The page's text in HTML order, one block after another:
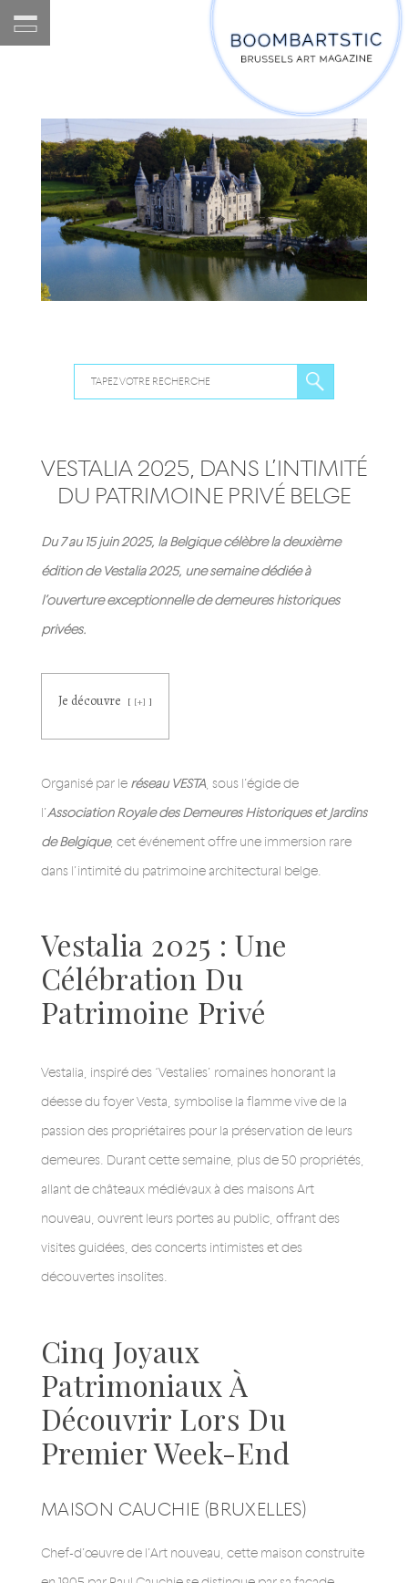
VESTALIA 2025, DANS L’INTIMITÉ
DU PATRIMOINE PRIVÉ BELGE
Du 7 au 15 juin 2025, la Belgique célèbre la deuxième
édition de Vestalia 2025, une semaine dédiée à
l’ouverture exceptionnelle de demeures historiques
privées.
Je découvre [+]
Organisé par le réseau VESTA, sous l’égide de
l’Association Royale des Demeures Historiques et Jardins
de Belgique, cet événement offre une immersion rare
dans l’intimité du patrimoine architectural belge.
Vestalia 2025 : Une
Célébration Du
Patrimoine Privé
Vestalia, inspiré des ‘Vestalies’ romaines honorant la
déesse du foyer Vesta, symbolise la flamme vive de la
passion des propriétaires pour la préservation de leurs
demeures. Durant cette semaine, plus de 50 propriétés,
allant de châteaux médiévaux à des maisons Art
nouveau, ouvrent leurs portes au public, offrant des
visites guidées, des concerts intimistes et des
découvertes insolites.
Cinq Joyaux
Patrimoniaux À
Découvrir Lors Du
Premier Week-End
MAISON CAUCHIE (BRUXELLES)
Chef-d’œuvre de l’Art nouveau, cette maison construite